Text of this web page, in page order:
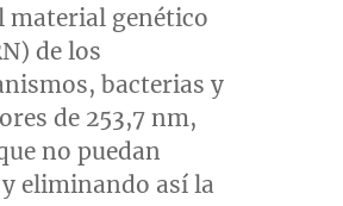
material genético
delos
bacterias y
de 253,7 nm,
no puedan
eliminando así la